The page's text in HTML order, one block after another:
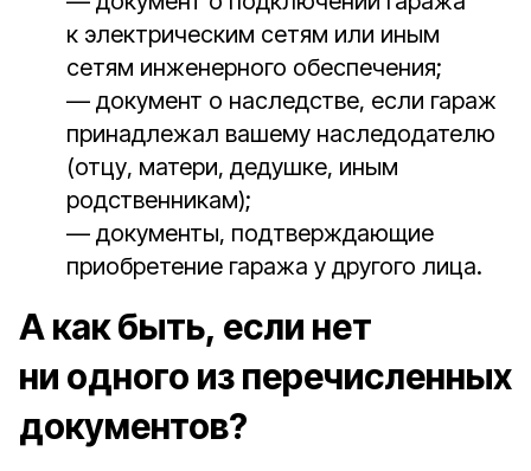
к электрическим сетям или иным
сетям инженерного обеспечения;
— документ о наследстве, если гараж
принадлежал вашему наследодателю
(отцу, матери, дедушке, иным
родственникам);
— документы, подтверждающие
приобретение гаража у другого лица.
А как быть, если нет
ни одного из перечисленных
документов?